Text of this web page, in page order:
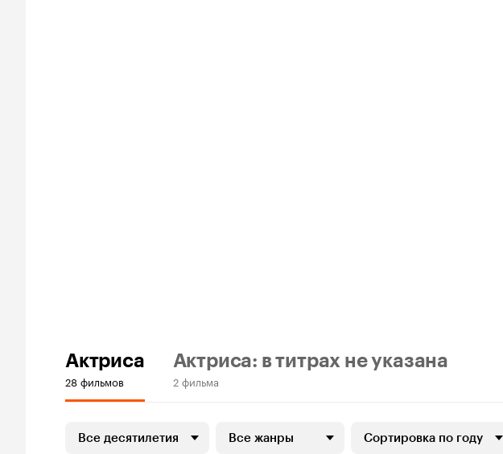
Актриса
28 фильмов
Актриса: в титрах не указана
2 фильма
Все десятилетия Все жанры Сортировка по году